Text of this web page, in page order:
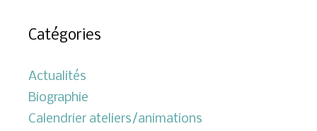
Catégories
Actualités
Biographie
Calendrier ateliers/animations